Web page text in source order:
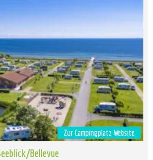
Zur Campingplatz Website
Bellevue